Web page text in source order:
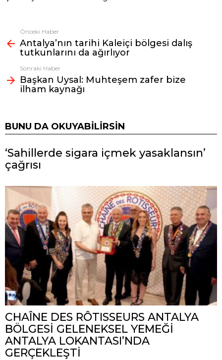
Fazlasına
bak
Önceki Haber
Antalya’nın tarihi Kaleiçi bölgesi dalış
tutkunlarını da ağırlıyor
Sonraki Haber
Başkan Uysal: Muhteşem zafer bize
ilham kaynağı
BUNU DA OKUYABILIRSIN
‘Sahillerde sigara içmek yasaklansın’
çağrısı
CHAÎNE DES RÔTISSEURS ANTALYA
BÖLGESİ GELENEKSEL YEMEĞİ
ANTALYA LOKANTASI’NDA
GERÇEKLEŞTİ